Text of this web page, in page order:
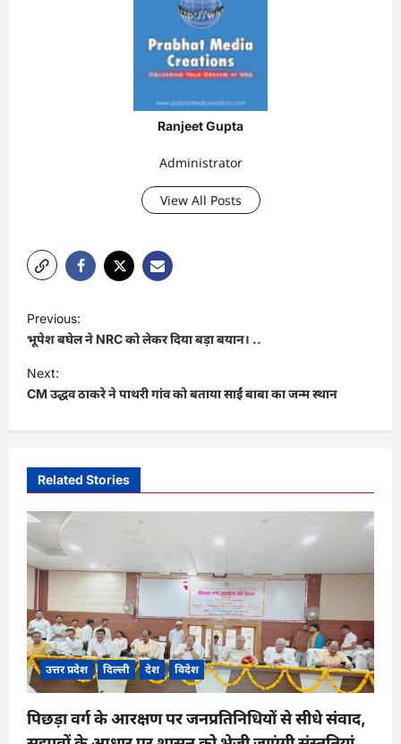
Ranjeet Gupta
Administrator
View All Posts
o
s
t
v
g
a
t
i
o
n
Previous:
भूपेश बघेल ने NRC को लेकर दिया बड़ा बयान। ..
Next:
CM उद्धव ठाकरे ने पाथरी गांव को बताया साईं बाबा का जन्म स्थान
Related Stories
उत्तर प्रदेश दिल्ली देश विदेश
पिछड़ा वर्ग के आरक्षण पर जनप्रतिनिधियों से सीधे संवाद,